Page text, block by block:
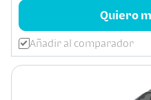
Quiero
Añadir al comparador